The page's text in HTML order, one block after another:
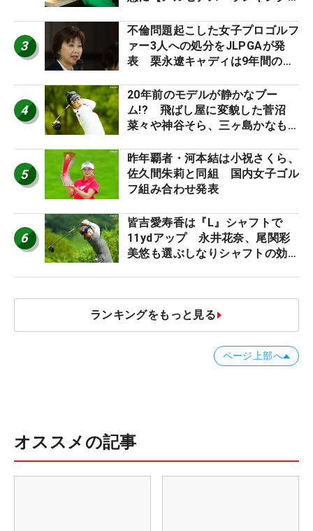
3
不倫問題起こした女子プロゴルフ
ァー3人への処分をJLPGAが発
表 栗永遼キャディは9年間の立
4
20年前のモデルが静かなブー
ム!? 飛ばし屋に変貌した菅沼
菜々や神谷そら、三ヶ島かなも使
ロたちの“飛ばしギア”】
5
昨年覇者・河本結は小祝さくら、
佐久間朱莉と同組 国内女子ゴル
フ組み合わせ発表
6
皆吉愛寿香は『L』シャフトで
11ydアップ 永井花奈、尾関彩
美悠も選ぶしなりシャフトの効果
ランキングをもっと見る
ページ上部へ
オススメの記事